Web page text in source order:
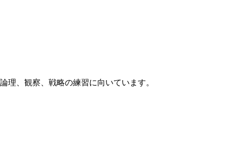
理、観察、戦略の練習に向いています。